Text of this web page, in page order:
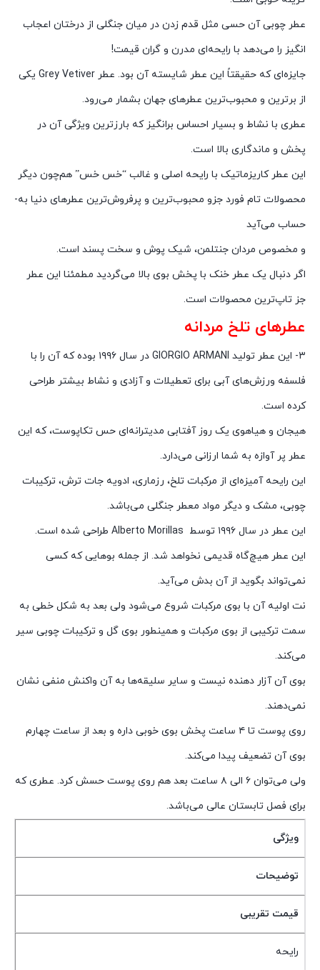
عطر چوبی آن حسی مثل قدم زدن در میان جنگلی از درختان اعجاب
انگیز را می‌دهد با رایحه‌ای مدرن و گران قیمت!
جایزه‌ای که حقیقتاً این عطر شایسته آن بود. عطر Grey Vetiver یکی
از برترین و محبوب‌ترین عطرهای جهان بشمار می‌رود.
عطری با نشاط و بسیار احساس برانگیز که بارز‌ترین ویژگی آن در
پخش و ماندگاری بالا است.
این عطر کاریزماتیک با رایحه اصلی و غالب “خس خس” هم‌چون دیگر
محصولات تام فورد جزو محبوب‌ترین و پرفروش‌ترین عطرهای دنیا به­
حساب می‌­آید
و مخصوص مردان جنتلمن، شیک پوش و سخت پسند است.
اگر دنبال یک عطر خنک با پخش بوی بالا می‌گردید مطمئنا این عطر
جز تاپ‌ترین محصولات است.
عطرهای تلخ مردانه
۳- این عطر تولید GIORGIO ARMANI
در سال ۱۹۹۶ بوده که آن را با
فلسفه ورزش‌­های آبی برای تعطیلات و آزادی و نشاط بیشتر طراحی
کرده است.
هیجان و هیاهوی یک روز آفتابی مدیترانه‌ای حس تکاپوست، که این
عطر پر آوازه به شما ارزانی می‌دارد.
این رایحه آمیزه‌ای از مرکبات تلخ، رزماری، ادویه جات ترش، ترکیبات
چوبی، مشک و دیگر مواد معطر جنگلی می‌باشد.
این عطر در سال ۱۹۹۶ توسط
Alberto Morillas طراحی شده است.
این عطر هیچ‌گاه قدیمی نخواهد شد. از جمله بوهایی که کسی
نمی‌تواند بگوید از آن بدش می‌آید.
نت اولیه آن با بوی مرکبات شروع می­‌شود ولی بعد به شکل خطی به
سمت ترکیبی از بوی مرکبات و همینطور بوی گل و ترکیبات چوبی سیر
می­‌کند.
بوی آن آزار دهنده نیست و سایر سلیقه‌ها به آن واکنش منفی نشان
نمی­‌دهند.
روی پوست تا ۴ ساعت پخش بوی خوبی داره و بعد از ساعت چهارم
بوی آن تضعیف پیدا می‌کند.
ولی می‌توان ۶ الی ۸ ساعت بعد هم روی پوست حسش کرد. عطری که
برای فصل تابستان عالی می‌باشد.
ویژگی
توضیحات
قیمت تقریبی
رایحه